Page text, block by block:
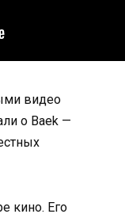
видео
о Baek —
кино. Его